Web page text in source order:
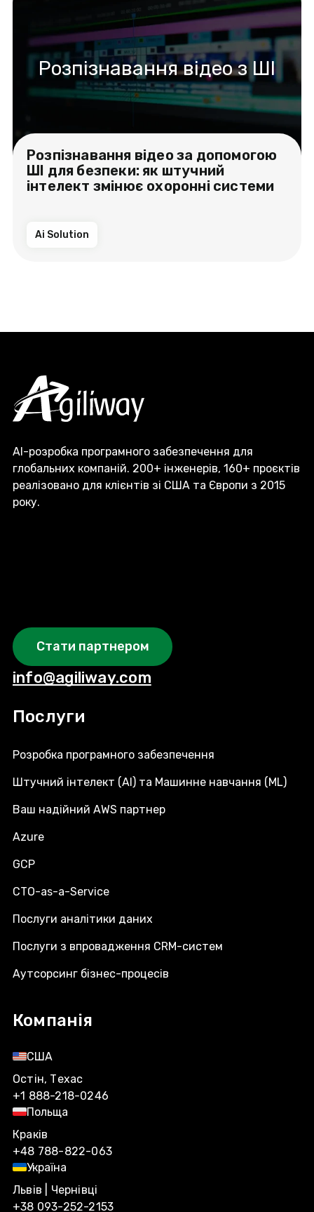
Розпізнавання відео з ШІ
Розпізнавання відео за допомогою
ШІ для безпеки: як штучний
інтелект змінює охоронні системи
Ai Solution
AI-розробка програмного забезпечення для
глобальних компаній. 200+ інженерів, 160+ проєктів
реалізовано для клієнтів зі США та Європи з 2015
року.
Стати партнером
info@agiliway.com
Послуги
Розробка програмного забезпечення
Штучний інтелект (AI) та Машинне навчання (ML)
Ваш надійний AWS партнер
Azure
GCP
CTO-as-a-Service
Послуги аналітики даних
Послуги з впровадження CRM-систем
Аутсорсинг бізнес-процесів
Компанія
США
Остін, Техас
+1 888-218-0246
Польща
Краків
+48 788-822-063
Україна
Львів | Чернівці
+38 093-252-2153